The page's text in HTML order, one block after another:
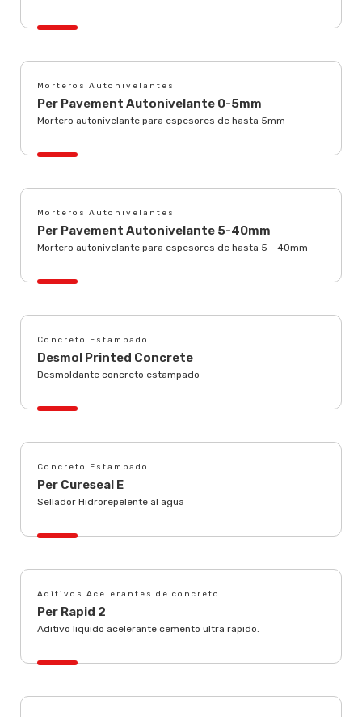
Morteros Autonivelantes
Per Pavement Autonivelante 0-5mm
Mortero autonivelante para espesores de hasta 5mm
Morteros Autonivelantes
Per Pavement Autonivelante 5-40mm
Mortero autonivelante para espesores de hasta 5 - 40mm
Concreto Estampado
Desmol Printed Concrete
Desmoldante concreto estampado
Concreto Estampado
Per Cureseal E
Sellador Hidrorepelente al agua
Aditivos Acelerantes de concreto
Per Rapid 2
Aditivo liquido acelerante cemento ultra rapido.